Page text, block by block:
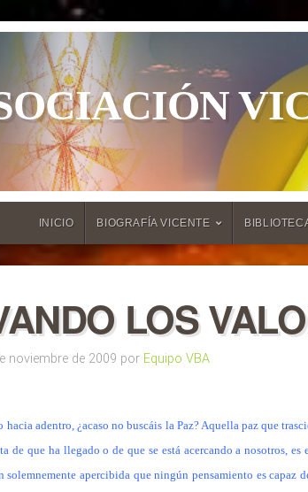
INICIO BIOGRAFÍA VICENTE
LOS
noviembre de 2009 por Equipo VBA
hacia adentro, ¿acaso no buscáis la Paz? Aquella paz que
de que ha llegado o de que se está acercando a nosotros,
solemnemente apercibida que ningún pensamiento es capaz